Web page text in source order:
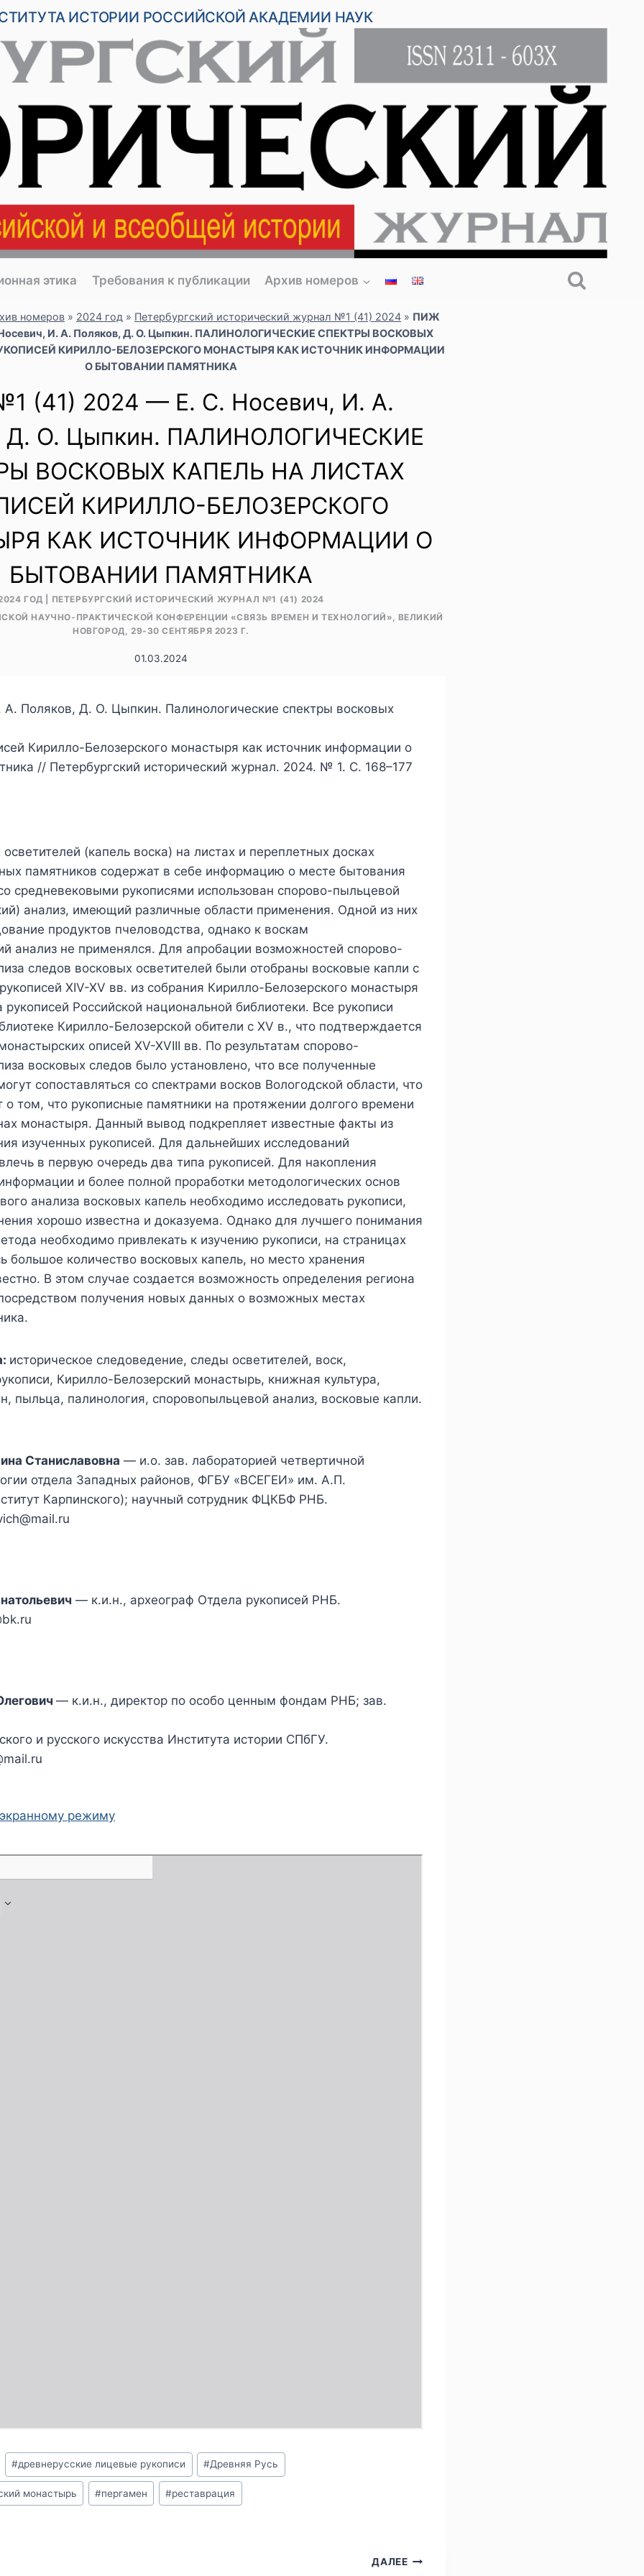
ИСТОРИИ РОССИЙСКОЙ АКАДЕМИИ НАУК
этика Требования к публикации Архив номеров
номеров » 2024 год » Петербургский исторический журнал №1 (41) 2024 » ПИЖ
И. А. Поляков, Д. О. Цыпкин. ПАЛИНОЛОГИЧЕСКИЕ СПЕКТРЫ ВОСКОВЫХ
КИРИЛЛО-БЕЛОЗЕРСКОГО МОНАСТЫРЯ КАК ИСТОЧНИК ИНФОРМАЦИИ
О БЫТОВАНИИ ПАМЯТНИКА
(41) 2024 — Е. С. Носевич, И. А.
Д. О. Цыпкин. ПАЛИНОЛОГИЧЕСКИЕ
ВОСКОВЫХ КАПЕЛЬ НА ЛИСТАХ
КИРИЛЛО-БЕЛОЗЕРСКОГО
КАК ИСТОЧНИК ИНФОРМАЦИИ О
БЫТОВАНИИ ПАМЯТНИКА
ГОД
ПЕТЕРБУРГСКИЙ ИСТОРИЧЕСКИЙ ЖУРНАЛ №1 (41) 2024
НАУЧНО-ПРАКТИЧЕСКОЙ КОНФЕРЕНЦИИ «CВЯЗЬ ВРЕМЕН И ТЕХНОЛОГИЙ», ВЕЛИКИЙ
НОВГОРОД, 29-30 СЕНТЯБРЯ 2023 Г.
01.03.2024
Поляков, Д. О. Цыпкин. Палинологические спектры восковых
Кирилло-Белозерского монастыря как источник информации о
// Петербургский исторический журнал. 2024. № 1. С. 168–177
(капель воска) на листах и переплетных досках
памятников содержат в себе информацию о месте бытования
средневековыми рукописями использован спорово-пыльцевой
анализ, имеющий различные области применения. Одной из них
продуктов пчеловодства, однако к воскам
анализ не применялся. Для апробации возможностей спорово-
следов восковых осветителей были отобраны восковые капли с
XIV-XV вв. из собрания Кирилло-Белозерского монастыря
Российской национальной библиотеки. Все рукописи
Кирилло-Белозерской обители с XV в., что подтверждается
описей XV-XVIII вв. По результатам спорово-
восковых следов было установлено, что все полученные
сопоставляться со спектрами восков Вологодской области, что
о том, что рукописные памятники на протяжении долгого времени
монастыря. Данный вывод подкрепляет известные факты из
изученных рукописей. Для дальнейших исследований
в первую очередь два типа рукописей. Для накопления
и более полной проработки методологических основ
анализа восковых капель необходимо исследовать рукописи,
хорошо известна и доказуема. Однако для лучшего понимания
необходимо привлекать к изучению рукописи, на страницах
большое количество восковых капель, но место хранения
В этом случае создается возможность определения региона
получения новых данных о возможных местах
историческое следоведение, следы осветителей, воск,
Кирилло-Белозерский монастырь, книжная культура,
пыльца, палинология, споровопыльцевой анализ, восковые капли.
Станиславовна — и.о. зав. лабораторией четвертичной
отдела Западных районов, ФГБУ «ВСЕГЕИ» им. А.П.
Карпинского); научный сотрудник ФЦКБФ РНБ.
— к.и.н., археограф Отдела рукописей РНБ.
— к.и.н., директор по особо ценным фондам РНБ; зав.
и русского искусства Института истории СПбГУ.
режиму
#древнерусские лицевые рукописи #Древняя Русь
монастырь #пергамен #реставрация
ДАЛЕЕ